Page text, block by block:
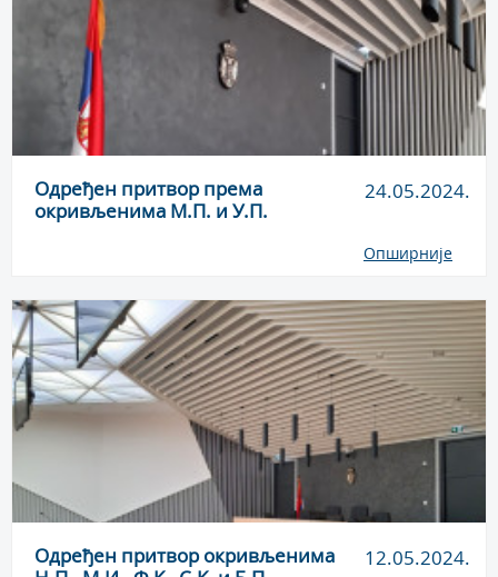
Одређен притвор према
окривљенима М.П. и У.П.
24.05.2024.
Опширније
Одређен притвор окривљенима
12.05.2024.